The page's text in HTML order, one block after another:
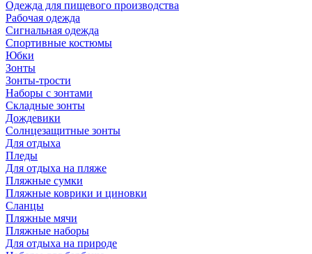
Одежда для пищевого производства
Рабочая одежда
Сигнальная одежда
Спортивные костюмы
Юбки
Зонты
Зонты-трости
Наборы с зонтами
Складные зонты
Дождевики
Солнцезащитные зонты
Для отдыха
Пледы
Для отдыха на пляже
Пляжные сумки
Пляжные коврики и циновки
Сланцы
Пляжные мячи
Пляжные наборы
Для отдыха на природе